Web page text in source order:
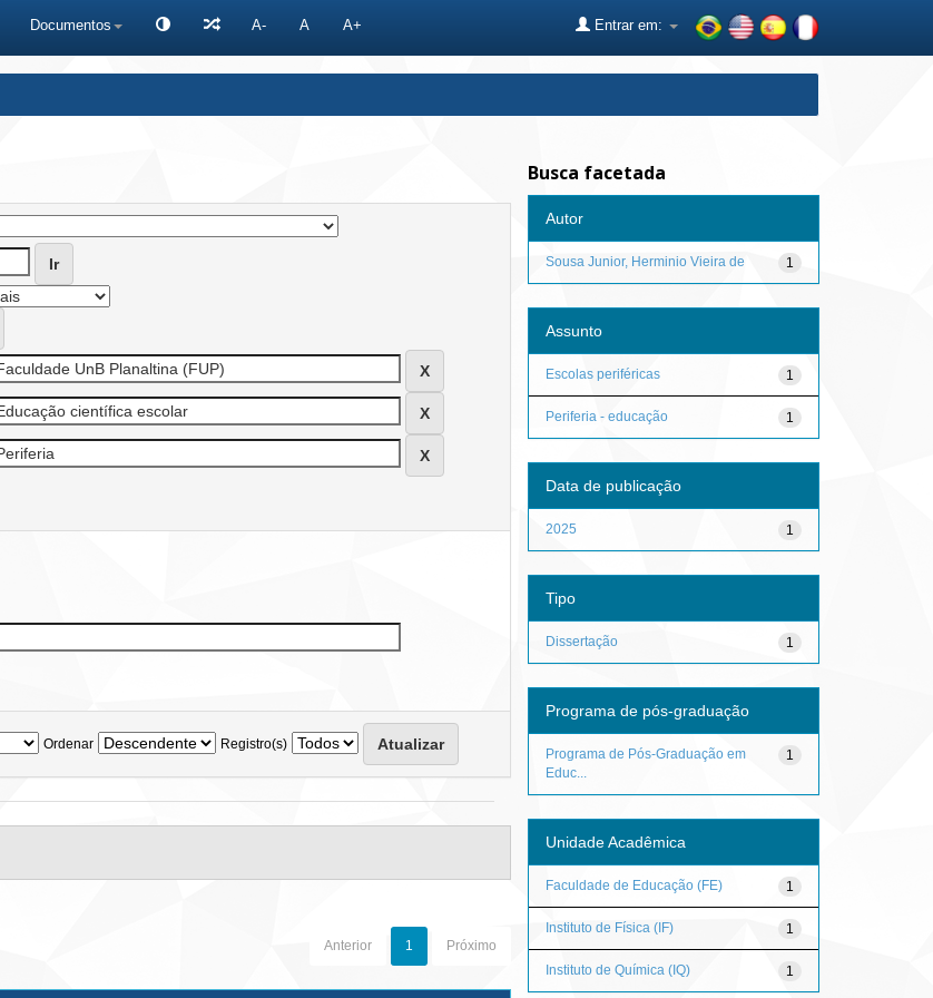
Documentos A- A A+ Entrar em:
Ordenar Registro(s)
Anterior 1 Próximo
Busca facetada
Autor
1
Sousa Junior, Herminio Vieira de
Assunto
1
Escolas periféricas
1
Periferia - educação
Data de publicação
1
2025
Tipo
1
Dissertação
Programa de pós-graduação
1
Programa de Pós-Graduação em
Educ...
Unidade Acadêmica
1
Faculdade de Educação (FE)
1
Instituto de Física (IF)
1
Instituto de Química (IQ)